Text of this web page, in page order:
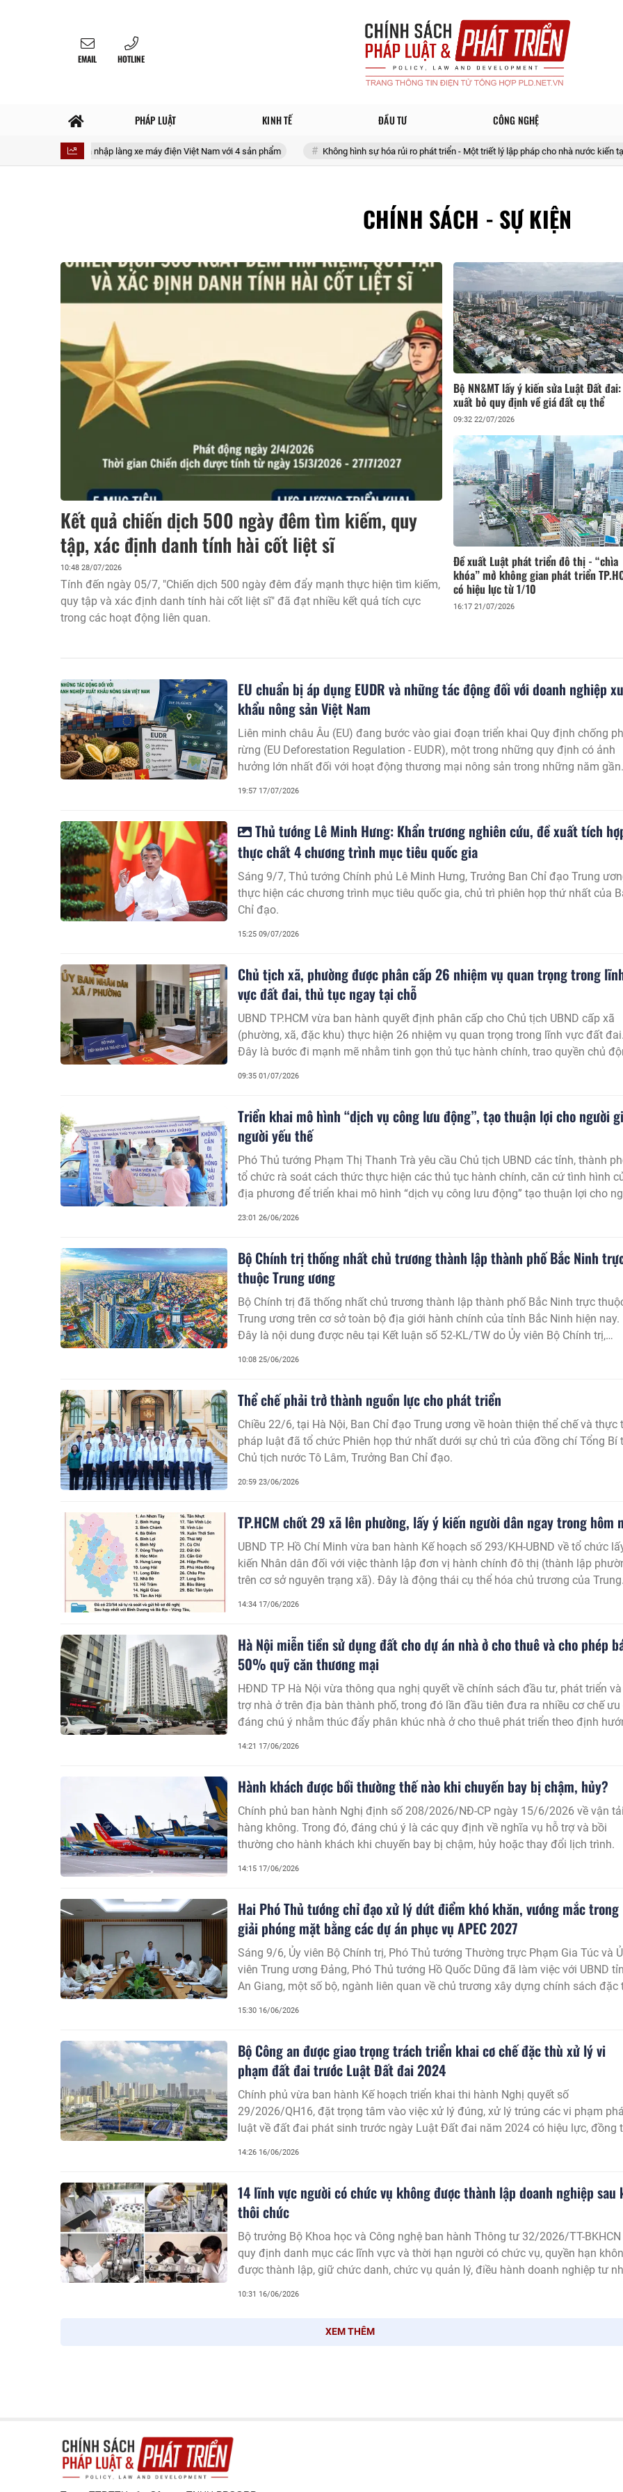
EMAIL HOTLINE
PHÁP LUẬT KINH TẾ ĐẦU TƯ CÔNG NGHỆ
sắp gia nhập làng xe máy điện Việt Nam với 4 sản phẩm Không hình sự hóa rủi ro phát triển - Một triết lý lập pháp cho nhà nước kiến tạo
CHÍNH SÁCH - SỰ KIỆN
Kết quả chiến dịch 500 ngày đêm tìm kiếm, quy
tập, xác định danh tính hài cốt liệt sĩ
10:48 28/07/2026
Tính đến ngày 05/7, "Chiến dịch 500 ngày đêm đẩy mạnh thực hiện tìm kiếm,
quy tập và xác định danh tính hài cốt liệt sĩ" đã đạt nhiều kết quả tích cực
trong các hoạt động liên quan.
Bộ NN&MT lấy ý kiến sửa Luật Đất
xuất bỏ quy định về giá đất cụ thể
09:32 22/07/2026
Đề xuất Luật phát triển đô thị - “chìa
khóa” mở không gian phát triển
có hiệu lực từ 1/10
16:17 21/07/2026
EU chuẩn bị áp dụng EUDR và những tác động đối với doanh nghiệp
khẩu nông sản Việt Nam
Liên minh châu Âu (EU) đang bước vào giai đoạn triển khai Quy định chống
rừng (EU Deforestation Regulation - EUDR), một trong những quy định có ảnh
hưởng lớn nhất đối với hoạt động thương mại nông sản trong những năm gần
19:57 17/07/2026
Thủ tướng Lê Minh Hưng: Khẩn trương nghiên cứu, đề xuất tích
thực chất 4 chương trình mục tiêu quốc gia
Sáng 9/7, Thủ tướng Chính phủ Lê Minh Hưng, Trưởng Ban Chỉ đạo Trung
thực hiện các chương trình mục tiêu quốc gia, chủ trì phiên họp thứ nhất của
Chỉ đạo.
15:25 09/07/2026
Chủ tịch xã, phường được phân cấp 26 nhiệm vụ quan trọng trong
vực đất đai, thủ tục ngay tại chỗ
UBND TP.HCM vừa ban hành quyết định phân cấp cho Chủ tịch UBND cấp xã
(phường, xã, đặc khu) thực hiện 26 nhiệm vụ quan trọng trong lĩnh vực đất đai.
Đây là bước đi mạnh mẽ nhằm tinh gọn thủ tục hành chính, trao quyền chủ
09:35 01/07/2026
Triển khai mô hình “dịch vụ công lưu động”, tạo thuận lợi cho người
người yếu thế
Phó Thủ tướng Phạm Thị Thanh Trà yêu cầu Chủ tịch UBND các tỉnh, thành
tổ chức rà soát cách thức thực hiện các thủ tục hành chính, căn cứ tình hình
địa phương để triển khai mô hình “dịch vụ công lưu động” tạo thuận lợi cho
23:01 26/06/2026
Bộ Chính trị thống nhất chủ trương thành lập thành phố Bắc Ninh
thuộc Trung ương
Bộ Chính trị đã thống nhất chủ trương thành lập thành phố Bắc Ninh trực
Trung ương trên cơ sở toàn bộ địa giới hành chính của tỉnh Bắc Ninh hiện nay.
Đây là nội dung được nêu tại Kết luận số 52-KL/TW do Ủy viên Bộ Chính trị,
10:08 25/06/2026
Thể chế phải trở thành nguồn lực cho phát triển
Chiều 22/6, tại Hà Nội, Ban Chỉ đạo Trung ương về hoàn thiện thể chế và thực
pháp luật đã tổ chức Phiên họp thứ nhất dưới sự chủ trì của đồng chí Tổng Bí
Chủ tịch nước Tô Lâm, Trưởng Ban Chỉ đạo.
20:59 23/06/2026
TP.HCM chốt 29 xã lên phường, lấy ý kiến người dân ngay trong hôm
UBND TP. Hồ Chí Minh vừa ban hành Kế hoạch số 293/KH-UBND về tổ chức
kiến Nhân dân đối với việc thành lập đơn vị hành chính đô thị (thành lập
trên cơ sở nguyên trạng xã). Đây là động thái cụ thể hóa chủ trương của Trung
14:34 17/06/2026
Hà Nội miễn tiền sử dụng đất cho dự án nhà ở cho thuê và cho phép
50% quỹ căn thương mại
HĐND TP Hà Nội vừa thông qua nghị quyết về chính sách đầu tư, phát triển
trợ nhà ở trên địa bàn thành phố, trong đó lần đầu tiên đưa ra nhiều cơ chế ưu
đáng chú ý nhằm thúc đẩy phân khúc nhà ở cho thuê phát triển theo định
14:21 17/06/2026
Hành khách được bồi thường thế nào khi chuyến bay bị chậm, hủy?
Chính phủ ban hành Nghị định số 208/2026/NĐ-CP ngày 15/6/2026 về vận tải
hàng không. Trong đó, đáng chú ý là các quy định về nghĩa vụ hỗ trợ và bồi
thường cho hành khách khi chuyến bay bị chậm, hủy hoặc thay đổi lịch trình.
14:15 17/06/2026
Hai Phó Thủ tướng chỉ đạo xử lý dứt điểm khó khăn, vướng mắc trong
giải phóng mặt bằng các dự án phục vụ APEC 2027
Sáng 9/6, Ủy viên Bộ Chính trị, Phó Thủ tướng Thường trực Phạm Gia Túc và
viên Trung ương Đảng, Phó Thủ tướng Hồ Quốc Dũng đã làm việc với UBND
An Giang, một số bộ, ngành liên quan về chủ trương xây dựng chính sách đặc
15:30 16/06/2026
Bộ Công an được giao trọng trách triển khai cơ chế đặc thù xử lý vi
phạm đất đai trước Luật Đất đai 2024
Chính phủ vừa ban hành Kế hoạch triển khai thi hành Nghị quyết số
29/2026/QH16, đặt trọng tâm vào việc xử lý đúng, xử lý trúng các vi phạm
luật về đất đai phát sinh trước ngày Luật Đất đai năm 2024 có hiệu lực, đồng
14:26 16/06/2026
14 lĩnh vực người có chức vụ không được thành lập doanh nghiệp sau
thôi chức
Bộ trưởng Bộ Khoa học và Công nghệ ban hành Thông tư 32/2026/TT-BKHCN
quy định danh mục các lĩnh vực và thời hạn người có chức vụ, quyền hạn
được thành lập, giữ chức danh, chức vụ quản lý, điều hành doanh nghiệp tư
10:31 16/06/2026
XEM THÊM